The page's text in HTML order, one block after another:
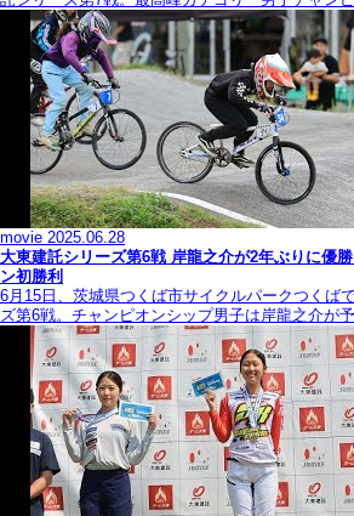
movie 2025.06.28
大東建託シリーズ第6戦 岸龍之介が2年ぶりに優
ン初勝利
6月15日、茨城県つくば市サイクルパークつくば
ズ第6戦。チャンピオンシップ男子は岸龍之介が